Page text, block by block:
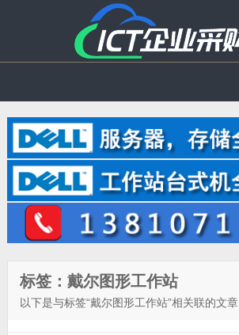
标签：戴尔图形工作站
以下是与标签“戴尔图形工作站”相关联的文章